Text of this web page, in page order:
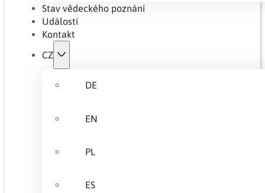
Stav vědeckého poznání
Události
Kontakt
CZ
DE
EN
PL
ES